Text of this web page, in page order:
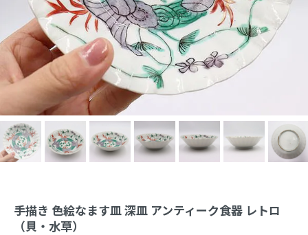
手描き 色絵なます皿 深皿 アンティーク食器 レトロ
（貝・水草）